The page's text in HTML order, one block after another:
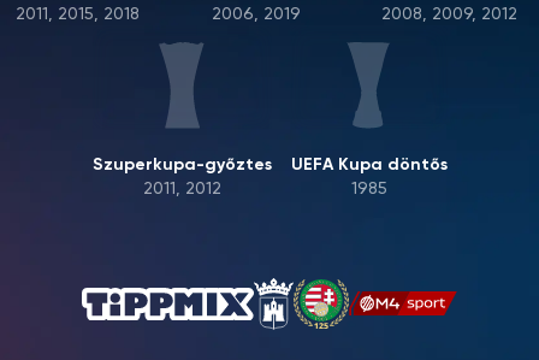
2011, 2015, 2018
2006, 2019
2008, 2009, 2012
Szuperkupa-győztes
2011, 2012
UEFA Kupa döntős
1985